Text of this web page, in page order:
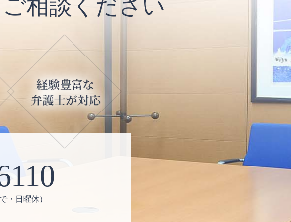
相談ください
・日曜休）